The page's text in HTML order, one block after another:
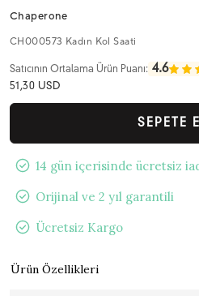
Chaperone
CH000573 Kadın Kol Saati
Satıcının Ortalama Ürün Puanı: 4.6
51,30 USD
SEPETE
14 gün içerisinde ücretsiz
Orijinal ve 2 yıl garantili
Ücretsiz Kargo
Ürün Özellikleri